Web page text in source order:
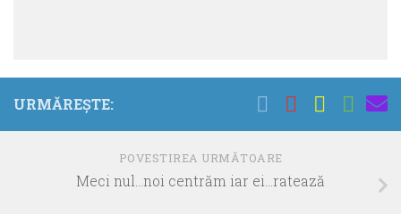
URMĂREȘTE:
POVESTIREA URMĂTOARE
Meci nul…noi centrăm iar ei…ratează